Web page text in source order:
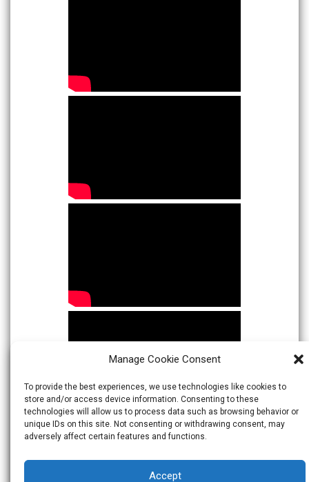
Manage Cookie Consent
To provide the best experiences, we use technologies like cookies to
store and/or access device information. Consenting to these
technologies will allow us to process data such as browsing behavior or
unique IDs on this site. Not consenting or withdrawing consent, may
adversely affect certain features and functions.
Accept